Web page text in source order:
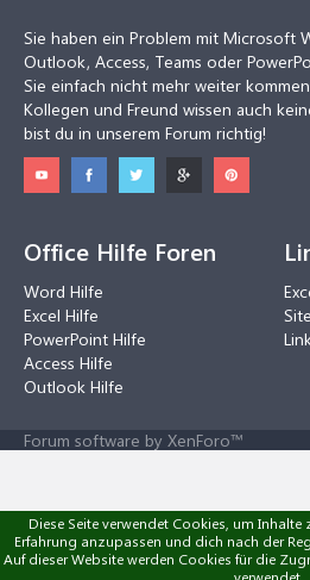
Sie haben ein Problem mit Microsoft
Outlook, Access, Teams oder
Sie einfach nicht mehr weiter
Kollegen und Freund wissen auch
bist du in unserem Forum richtig!
Office Hilfe Foren
Word Hilfe
Excel Hilfe
PowerPoint Hilfe
Access Hilfe
Outlook Hilfe
Forum software by XenForo™
Diese Seite verwendet Cookies, um
Erfahrung anzupassen und dich nach der
Auf dieser Website werden Cookies für die